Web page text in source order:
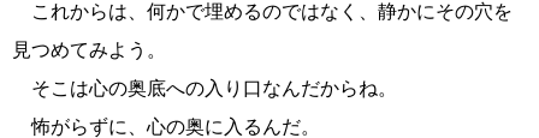
これからは、何かで埋めるのではなく、静かにその穴を
見つめてみよう。
そこは心の奥底への入り口なんだからね。
怖がらずに、心の奥に入るんだ。